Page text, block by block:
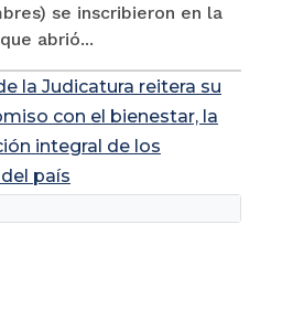
se inscribieron en la
abrió...
la Judicatura reitera su
con el bienestar, la
integral de los
país